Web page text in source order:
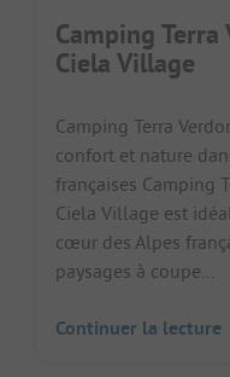
Camping Terra
Ciela Village
Camping Terra
confort et nature
françaises Camping
Ciela Village est
cœur des Alpes
paysages à coupe...
Continuer la lecture